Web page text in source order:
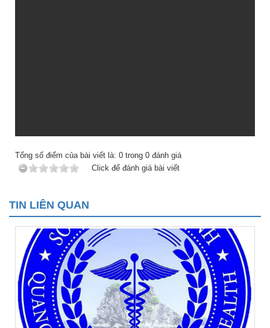
Tổng số điểm của bài viết là: 0 trong 0 đánh giá
Click để đánh giá bài viết
TIN LIÊN QUAN